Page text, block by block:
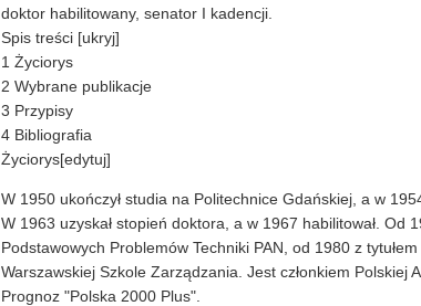
doktor habilitowany, senator I kadencji.
Spis treści [ukryj]
1 Życiorys
2 Wybrane publikacje
3 Przypisy
4 Bibliografia
Życiorys[edytuj]
W 1950 ukończył studia na Politechnice Gdańskiej, a w
W 1963 uzyskał stopień doktora, a w 1967 habilitował. Od
Podstawowych Problemów Techniki PAN, od 1980 z
Warszawskiej Szkole Zarządzania. Jest członkiem Polskiej
Prognoz "Polska 2000 Plus".